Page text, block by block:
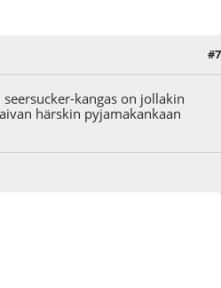
#7
kangas on jollakin
härskin pyjamakankaan